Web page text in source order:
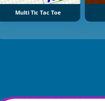
Multi Tic Tac Toe